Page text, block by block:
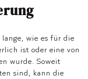
wie es für die
ist oder eine von
wurde. Soweit
sind, kann die